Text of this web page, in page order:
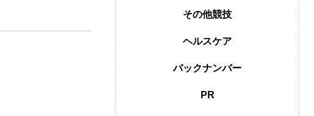
その他競技
ヘルスケア
バックナンバー
PR